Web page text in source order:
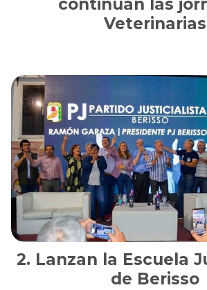
continúan las
Veterinarias
Lanzan la Escuela
de Berisso